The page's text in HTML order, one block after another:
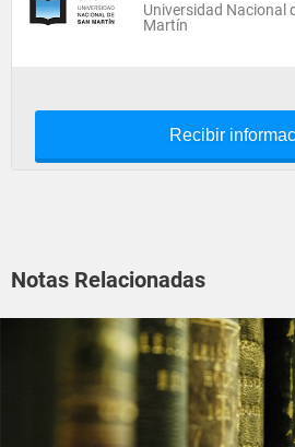
Universidad Nacional
Martín
Recibir
Notas Relacionadas